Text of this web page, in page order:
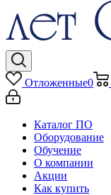
Отложенные0
Каталог ПО
Оборудование
Обучение
О компании
Акции
Как купить